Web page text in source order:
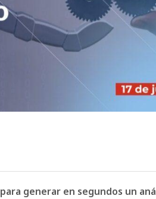
generar en segundos un